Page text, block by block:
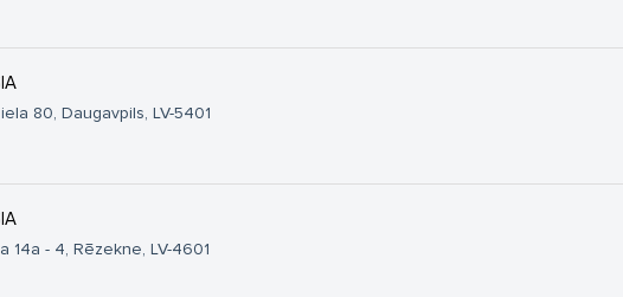
80, Daugavpils, LV-5401
14a - 4, Rēzekne, LV-4601